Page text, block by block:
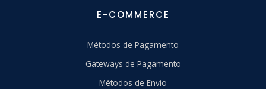
E-COMMERCE
Métodos de Pagamento
Gateways de Pagamento
Métodos de Envio